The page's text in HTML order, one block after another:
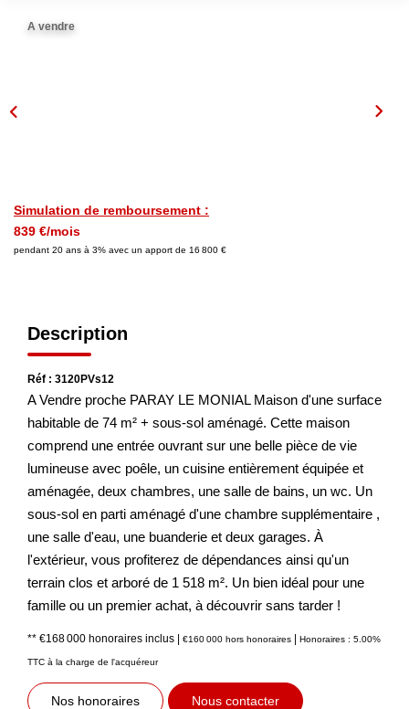
Nos Témoignages
A vendre
Simulation de remboursement :
839 €/mois
pendant 20 ans à 3% avec un apport de 16 800 €
Description
Réf : 3120PVs12
A Vendre proche PARAY LE MONIAL Maison d'une surface
habitable de 74 m² + sous-sol aménagé. Cette maison
comprend une entrée ouvrant sur une belle pièce de vie
lumineuse avec poêle, un cuisine entièrement équipée et
aménagée, deux chambres, une salle de bains, un wc. Un
sous-sol en parti aménagé d'une chambre supplémentaire ,
une salle d'eau, une buanderie et deux garages. À
l'extérieur, vous profiterez de dépendances ainsi qu'un
terrain clos et arboré de 1 518 m². Un bien idéal pour une
famille ou un premier achat, à découvrir sans tarder !
** €168 000 honoraires inclus | €160 000 hors honoraires | Honoraires : 5.00%
TTC à la charge de l'acquéreur
Nos honoraires Nous contacter